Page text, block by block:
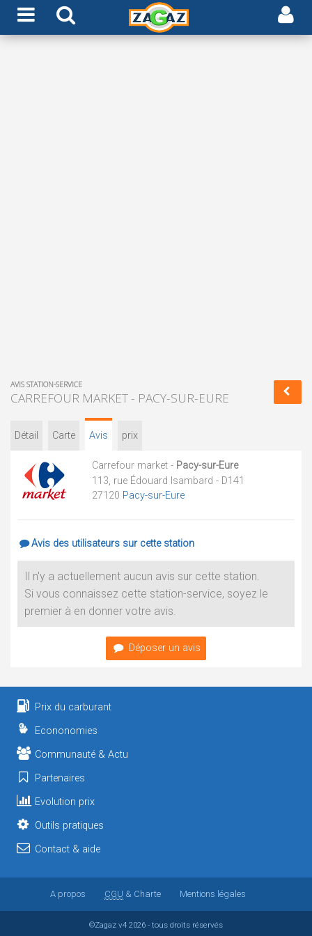
AVIS STATION-SERVICE
CARREFOUR MARKET - PACY-SUR-EURE
Détail Carte Avis prix
Carrefour market - Pacy-sur-Eure
113, rue Édouard Isambard - D141
27120 Pacy-sur-Eure
Avis des utilisateurs sur cette station
Il n'y a actuellement aucun avis sur cette station.
Si vous connaissez cette station-service, soyez le
premier à en donner votre avis.
Déposer un avis
Prix du carburant
Econonomies
Communauté & Actu
Partenaires
Evolution prix
Outils pratiques
Contact & aide
A propos CGU & Charte Mentions légales
©Zagaz v4 2026 - tous droits réservés